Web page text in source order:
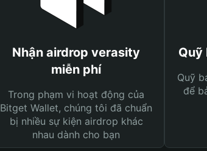
Nhận airdrop verasity
miễn phí
Trong phạm vi hoạt động của
Bitget Wallet, chúng tôi đã chuẩn
bị nhiều sự kiện airdrop khác
nhau dành cho bạn
Quỹ
Quỹ
để